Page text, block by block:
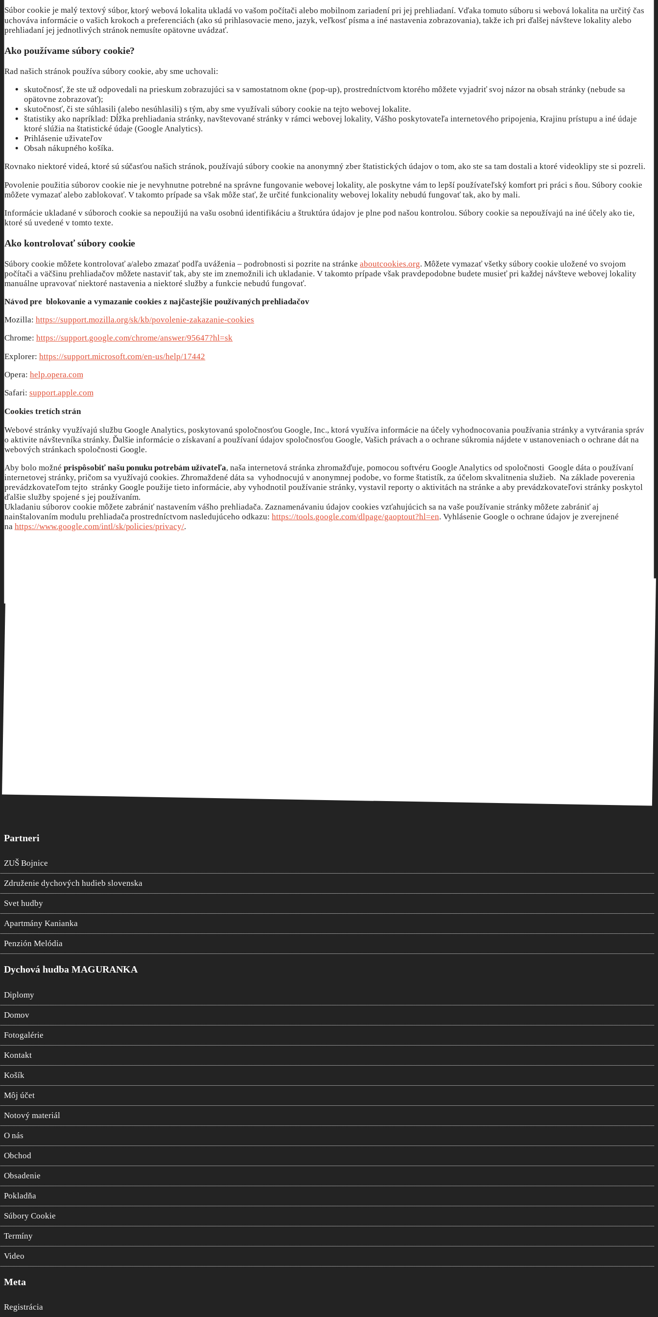
Súbor cookie je malý textový súbor, ktorý webová lokalita ukladá vo vašom počítači alebo mobilnom zariadení pri jej prehliadaní. Vďaka tomuto súboru si webová lokalita na určitý čas
uchováva informácie o vašich krokoch a preferenciách (ako sú prihlasovacie meno, jazyk, veľkosť písma a iné nastavenia zobrazovania), takže ich pri ďalšej návšteve lokality alebo
prehliadaní jej jednotlivých stránok nemusíte opätovne uvádzať.
Ako používame súbory cookie?
Rad našich stránok používa súbory cookie, aby sme uchovali:
skutočnosť, že ste už odpovedali na prieskum zobrazujúci sa v samostatnom okne (pop-up), prostredníctvom ktorého môžete vyjadriť svoj názor na obsah stránky (nebude sa
opätovne zobrazovať);
skutočnosť, či ste súhlasili (alebo nesúhlasili) s tým, aby sme využívali súbory cookie na tejto webovej lokalite.
štatistiky ako napríklad: Dĺžka prehliadania stránky, navštevované stránky v rámci webovej lokality, Vášho poskytovateľa internetového pripojenia, Krajinu prístupu a iné údaje
ktoré slúžia na štatistické údaje (Google Analytics).
Prihlásenie uživateľov
Obsah nákupného košíka.
Rovnako niektoré videá, ktoré sú súčasťou našich stránok, používajú súbory cookie na anonymný zber štatistických údajov o tom, ako ste sa tam dostali a ktoré videoklipy ste si pozreli.
Povolenie použitia súborov cookie nie je nevyhnutne potrebné na správne fungovanie webovej lokality, ale poskytne vám to lepší používateľský komfort pri práci s ňou. Súbory cookie
môžete vymazať alebo zablokovať. V takomto prípade sa však môže stať, že určité funkcionality webovej lokality nebudú fungovať tak, ako by mali.
Informácie ukladané v súboroch cookie sa nepoužijú na vašu osobnú identifikáciu a štruktúra údajov je plne pod našou kontrolou. Súbory cookie sa nepoužívajú na iné účely ako tie,
ktoré sú uvedené v tomto texte.
Ako kontrolovať súbory cookie
Súbory cookie môžete kontrolovať a/alebo zmazať podľa uváženia – podrobnosti si pozrite na stránke aboutcookies.org. Môžete vymazať všetky súbory cookie uložené vo svojom
počítači a väčšinu prehliadačov môžete nastaviť tak, aby ste im znemožnili ich ukladanie. V takomto prípade však pravdepodobne budete musieť pri každej návšteve webovej lokality
manuálne upravovať niektoré nastavenia a niektoré služby a funkcie nebudú fungovať.
Návod pre blokovanie a vymazanie cookies z najčastejšie používaných prehliadačov
Mozilla: https://support.mozilla.org/sk/kb/povolenie-zakazanie-cookies
Chrome: https://support.google.com/chrome/answer/95647?hl=sk
Explorer: https://support.microsoft.com/en-us/help/17442
Opera: help.opera.com
Safari: support.apple.com
Cookies tretích strán
Webové stránky využívajú službu Google Analytics, poskytovanú spoločnosťou Google, Inc., ktorá využíva informácie na účely vyhodnocovania používania stránky a vytvárania správ
o aktivite návštevníka stránky. Ďalšie informácie o získavaní a používaní údajov spoločnosťou Google, Vašich právach a o ochrane súkromia nájdete v ustanoveniach o ochrane dát na
webových stránkach spoločnosti Google.
Aby bolo možné prispôsobiť našu ponuku potrebám užívateľa, naša internetová stránka zhromažďuje, pomocou softvéru Google Analytics od spoločnosti Google dáta o používaní
internetovej stránky, pričom sa využívajú cookies. Zhromaždené dáta sa vyhodnocujú v anonymnej podobe, vo forme štatistík, za účelom skvalitnenia služieb. Na základe poverenia
prevádzkovateľom tejto stránky Google použije tieto informácie, aby vyhodnotil používanie stránky, vystavil reporty o aktivitách na stránke a aby prevádzkovateľovi stránky poskytol
ďalšie služby spojené s jej používaním.
Ukladaniu súborov cookie môžete zabrániť nastavením vášho prehliadača. Zaznamenávaniu údajov cookies vzťahujúcich sa na vaše používanie stránky môžete zabrániť aj
nainštalovaním modulu prehliadača prostredníctvom nasledujúceho odkazu:https://tools.google.com/dlpage/gaoptout?hl=en. Vyhlásenie Google o ochrane údajov je zverejnené
na https://www.google.com/intl/sk/policies/privacy/.
Partneri
ZUŠ Bojnice
Združenie dychových hudieb slovenska
Svet hudby
Apartmány Kanianka
Penzión Melódia
Dychová hudba MAGURANKA
Diplomy
Domov
Fotogalérie
Kontakt
Košík
Môj účet
Notový materiál
O nás
Obchod
Obsadenie
Pokladňa
Súbory Cookie
Termíny
Video
Meta
Registrácia